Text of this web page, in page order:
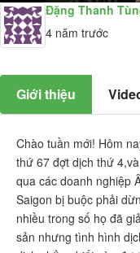
Đặng Thanh
4 năm trước
Giới thiệu
Chào tuần mới! Hôm
thứ 67 đợt dịch thứ
qua các doanh nghiệp
Saigon bị buộc phải
nhiều trong số họ đã
sản nhưng tình hình